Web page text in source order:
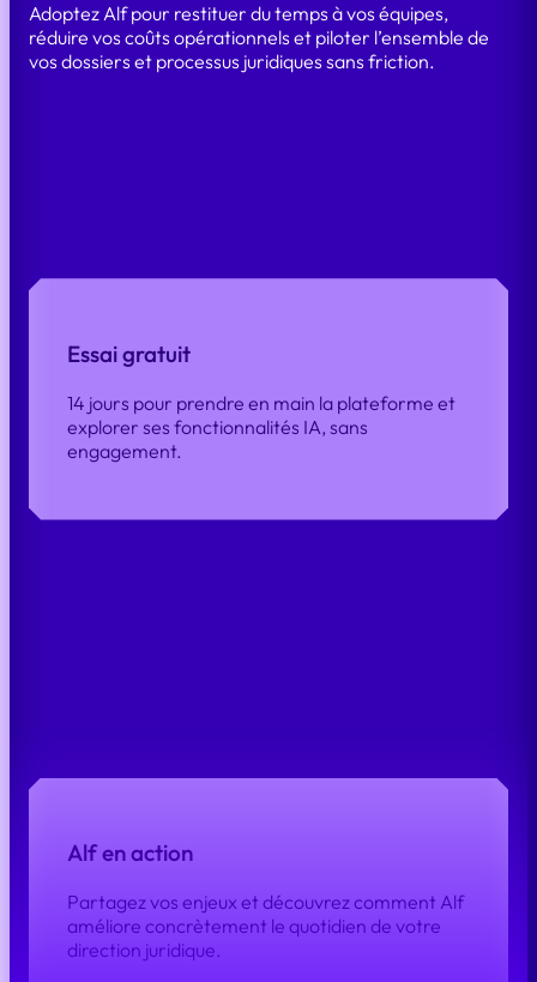
Adoptez Alf pour restituer du temps à vos équipes,
réduire vos coûts opérationnels et piloter l’ensemble de
vos dossiers et processus juridiques sans friction.
Essai gratuit
14 jours pour prendre en main la plateforme et
explorer ses fonctionnalités IA, sans
engagement.
Alf en action
Partagez vos enjeux et découvrez comment Alf
améliore concrètement le quotidien de votre
direction juridique.